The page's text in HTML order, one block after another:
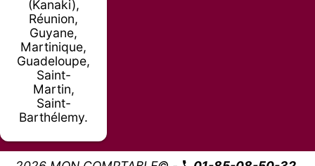
(Kanaki),
Réunion,
Guyane,
Martinique,
Guadeloupe,
Saint-
Martin,
Saint-
Barthélemy.